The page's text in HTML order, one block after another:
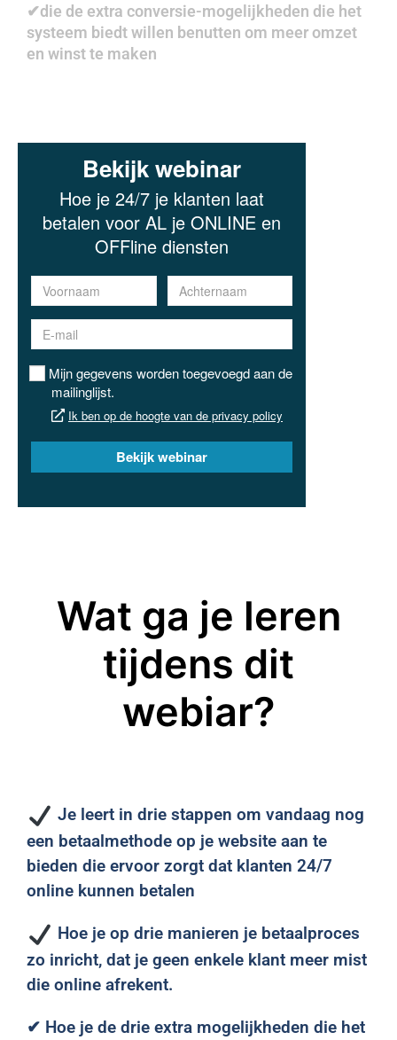
​✔die de extra conversie-mogelijkheden die het
systeem biedt willen benutten om meer omzet
en winst te maken
Wat ga je leren
tijdens dit
webiar?
Je leert in drie stappen om vandaag nog
een betaalmethode op je website aan te
bieden die ervoor zorgt dat klanten 24/7
online kunnen betalen
Hoe je op drie manieren je betaalproces
zo inricht, dat je geen enkele klant meer mist
die online afrekent.
✔ Hoe je de drie extra mogelijkheden die het